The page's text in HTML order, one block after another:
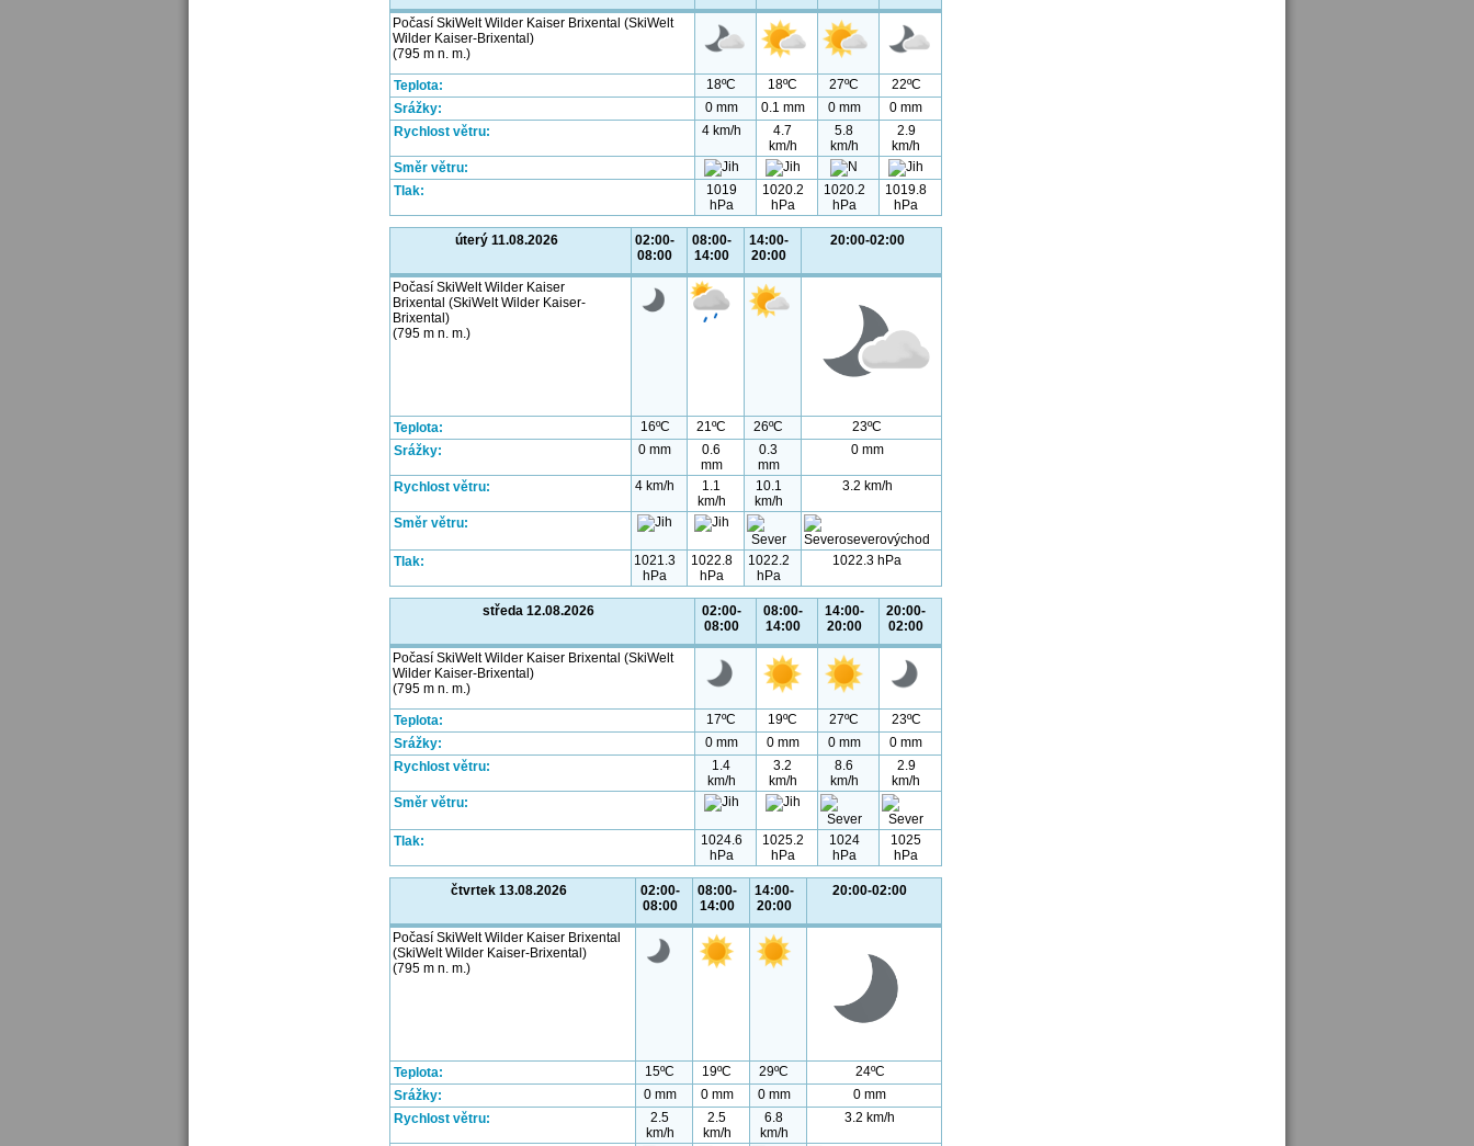
Počasí SkiWelt Wilder Kaiser Brixental (SkiWelt
Wilder Kaiser-Brixental)
(795 m n. m.)
Teplota: 18ºC 18ºC 27ºC
22ºC
Srážky:
0 mm 0.1 mm 0 mm
0 mm
Rychlost větru:
4 km/h
4.7
km/h
5.8
km/h
2.9
km/h
Směr větru:
Tlak:
1019
hPa
1020.2
hPa
1020.2
hPa
1019.8
hPa
úterý 11.08.2026
02:00-
08:00
08:00-
14:00
14:00-
20:00
20:00-02:00
Počasí SkiWelt Wilder Kaiser
Brixental (SkiWelt Wilder Kaiser-
Brixental)
(795 m n. m.)
Teplota: 16ºC 21ºC 26ºC
23ºC
Srážky:
0 mm
0.6
mm
0.3
mm
0 mm
Rychlost větru: 4 km/h
1.1
km/h
10.1
km/h
3.2 km/h
Směr větru:
Tlak:
1021.3
hPa
1022.8
hPa
1022.2
hPa
1022.3 hPa
středa 12.08.2026
02:00-
08:00
08:00-
14:00
14:00-
20:00
20:00-
02:00
Počasí SkiWelt Wilder Kaiser Brixental (SkiWelt
Wilder Kaiser-Brixental)
(795 m n. m.)
Teplota: 17ºC 19ºC 27ºC
23ºC
Srážky:
0 mm 0 mm 0 mm
0 mm
Rychlost větru:
1.4
km/h
3.2
km/h
8.6
km/h
2.9
km/h
Směr větru:
Tlak:
1024.6
hPa
1025.2
hPa
1024
hPa
1025
hPa
čtvrtek 13.08.2026
02:00-
08:00
08:00-
14:00
14:00-
20:00
20:00-02:00
Počasí SkiWelt Wilder Kaiser Brixental
(SkiWelt Wilder Kaiser-Brixental)
(795 m n. m.)
Teplota: 15ºC 19ºC 29ºC
24ºC
Srážky:
0 mm 0 mm 0 mm
0 mm
Rychlost větru:
2.5
km/h
2.5
km/h
6.8
km/h
3.2 km/h